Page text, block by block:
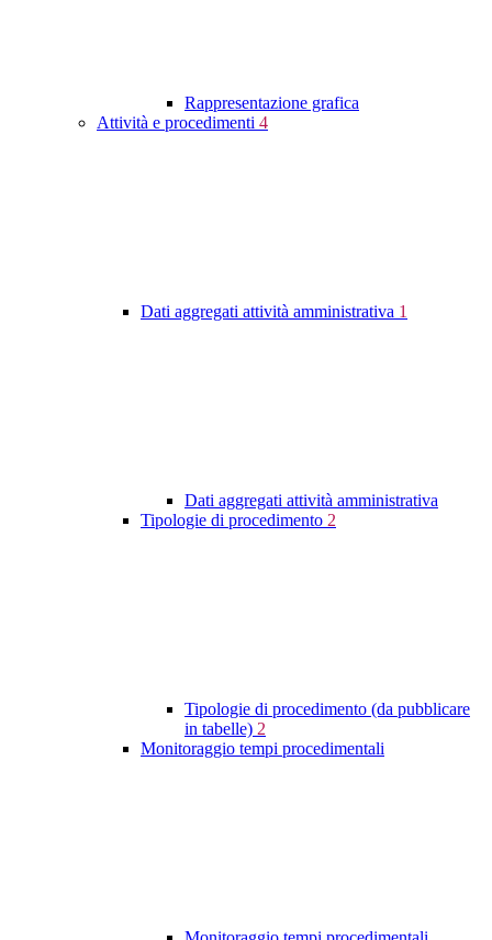
Rappresentazione grafica
Attività e procedimenti 4
Dati aggregati attività amministrativa 1
Dati aggregati attività amministrativa
Tipologie di procedimento 2
Tipologie di procedimento (da pubblicare
in tabelle) 2
Monitoraggio tempi procedimentali